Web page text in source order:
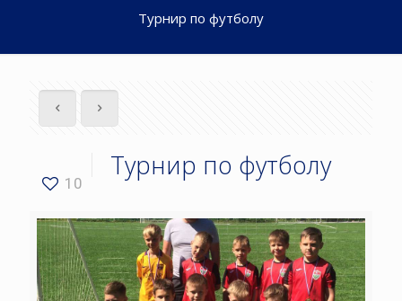
Турнир по футболу
10
Турнир по футболу